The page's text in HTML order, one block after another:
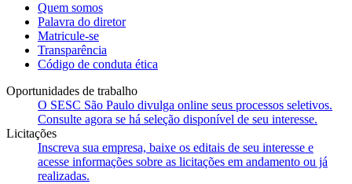
Quem somos
Palavra do diretor
Matricule-se
Transparência
Código de conduta ética
Oportunidades de trabalho
O SESC São Paulo divulga online seus processos seletivos.
Consulte agora se há seleção disponível de seu interesse.
Licitações
Inscreva sua empresa, baixe os editais de seu interesse e
acesse informações sobre as licitações em andamento ou já
realizadas.